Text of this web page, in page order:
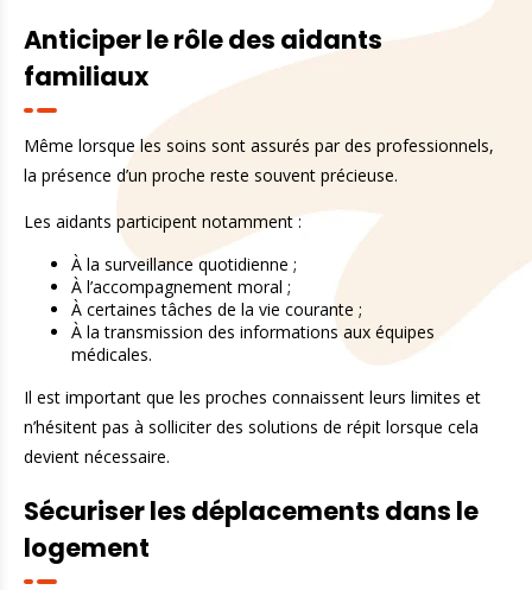
Anticiper le rôle des aidants
familiaux
Même lorsque les soins sont assurés par des professionnels,
la présence d’un proche reste souvent précieuse.
Les aidants participent notamment :
À la surveillance quotidienne ;
À l’accompagnement moral ;
À certaines tâches de la vie courante ;
À la transmission des informations aux équipes
médicales.
Il est important que les proches connaissent leurs limites et
n’hésitent pas à solliciter des solutions de répit lorsque cela
devient nécessaire.
Sécuriser les déplacements dans le
logement